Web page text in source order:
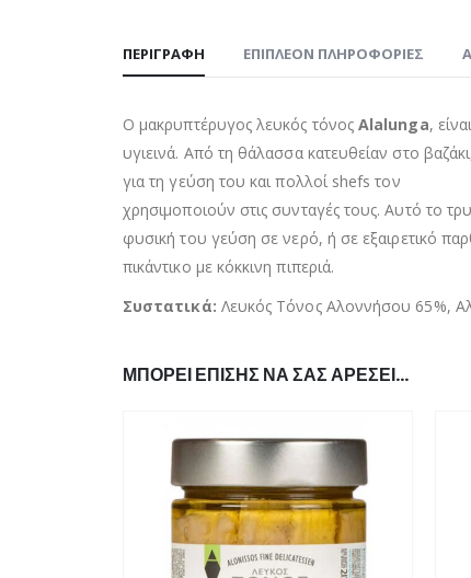
ΠΕΡΙΓΡΑΦΉ ΕΠΙΠΛΈΟΝ ΠΛΗΡΟΦΟΡΊΕΣ
Ο μακρυπτέρυγος λευκός τόνοςAlalunga,
υγιεινά. Από τη θάλασσα κατευθείαν στο
για τη γεύση του και πολλοί shefs τον
χρησιμοποιούν στις συνταγές τους. Αυτό το
φυσική του γεύση σε νερό, ή σε εξαιρετικό
πικάντικο με κόκκινη πιπεριά.
Συστατικά: Λευκός Τόνος Αλοννήσου 65%,
ΜΠΟΡΕΊ ΕΠΊΣΗΣ ΝΑ ΣΑΣ ΑΡΈΣΕΙ…